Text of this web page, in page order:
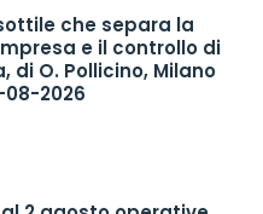
che separa la
e il controllo di
di O. Pollicino, Milano
08-2026